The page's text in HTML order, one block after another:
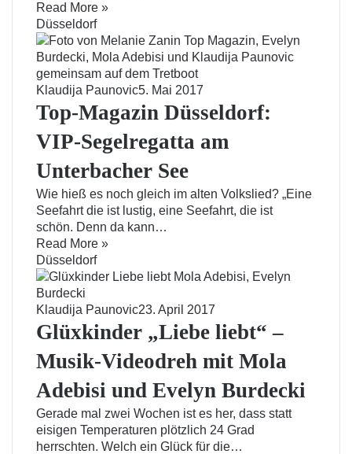
Read More »
Düsseldorf
Klaudija Paunovic5. Mai 2017
Top-Magazin Düsseldorf:
VIP-Segelregatta am
Unterbacher See
Wie hieß es noch gleich im alten Volkslied? „Eine
Seefahrt die ist lustig, eine Seefahrt, die ist
schön. Denn da kann…
Read More »
Düsseldorf
Klaudija Paunovic23. April 2017
Glüxkinder „Liebe liebt“ –
Musik-Videodreh mit Mola
Adebisi und Evelyn Burdecki
Gerade mal zwei Wochen ist es her, dass statt
eisigen Temperaturen plötzlich 24 Grad
herrschten. Welch ein Glück für die…